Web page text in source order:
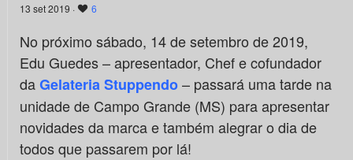
13 set 2019 · 6
No próximo sábado, 14 de setembro de 2019,
Edu Guedes – apresentador, Chef e cofundador
daGelateria Stuppendo– passará uma tarde na
unidade de Campo Grande (MS) para apresentar
novidades da marca e também alegrar o dia de
todos que passarem por lá!